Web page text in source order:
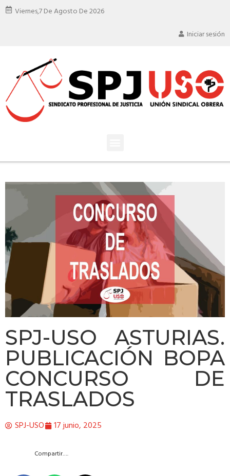
Viernes,7 De Agosto De 2026
Iniciar sesión
SPJ-USO ASTURIAS.
PUBLICACIÓN BOPA
CONCURSO DE
TRASLADOS
SPJ-USO 17 junio, 2025
Compartir….